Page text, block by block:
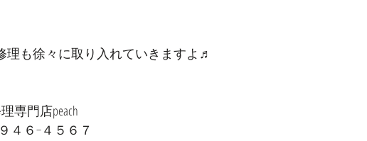
理も徐々に取り入れていきますよ♬
専門店peach
４６−４５６７